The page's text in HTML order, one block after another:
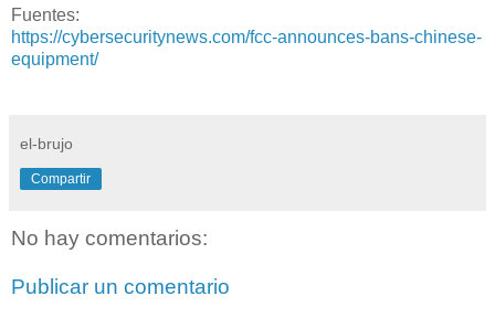
Fuentes:
https://cybersecuritynews.com/fcc-announces-bans-chinese-
equipment/
el-brujo
Compartir
No hay comentarios:
Publicar un comentario